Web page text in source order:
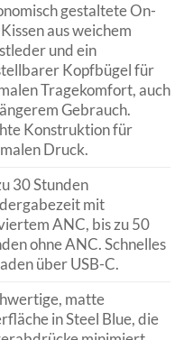
gestaltete On-
aus weichem
und ein
Kopfbügel für
Tragekomfort, auch
Gebrauch.
Konstruktion für
Druck.
30 Stunden
mit
ANC, bis zu 50
ohne ANC. Schnelles
über USB-C.
matte
in Steel Blue, die